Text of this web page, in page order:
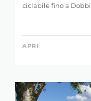
ciclabile fino a
APRI